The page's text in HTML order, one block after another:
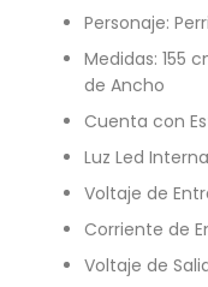
Personaje:
Medidas: 155
de Ancho
Cuenta con
Luz Led
Voltaje de
Corriente de
Voltaje de